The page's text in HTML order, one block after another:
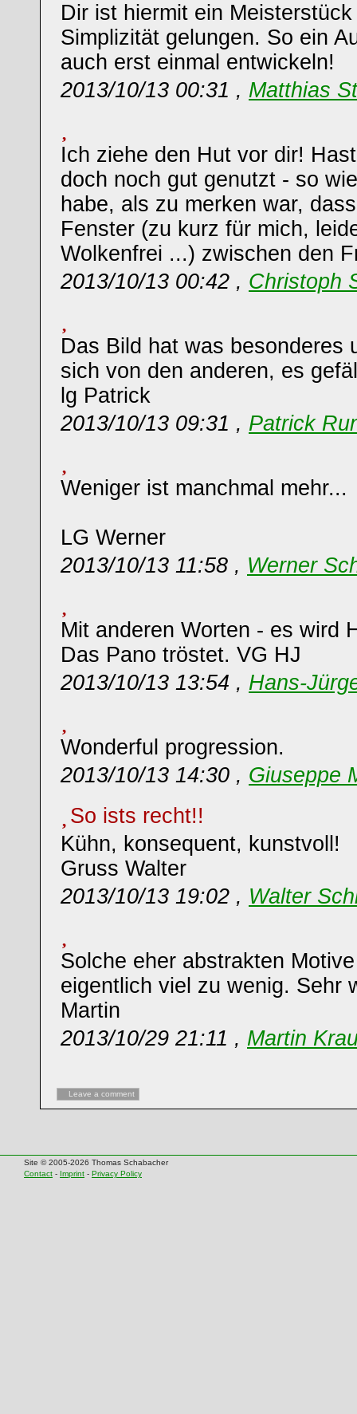
Dir ist hiermit ein
Simplizität gelungen. So ein
auch erst einmal entwickeln!
2013/10/13 00:31 , Matthias
Ich ziehe den Hut vor dir!
doch noch gut genutzt - so
habe, als zu merken war,
Fenster (zu kurz für mich,
Wolkenfrei ...) zwischen den
2013/10/13 00:42 , Christoph
Das Bild hat was besonderes
sich von den anderen, es
lg Patrick
2013/10/13 09:31 , Patrick
Weniger ist manchmal mehr...
LG Werner
2013/10/13 11:58 , Werner
Mit anderen Worten - es wird
Das Pano tröstet. VG HJ
2013/10/13 13:54 , Hans-
Wonderful progression.
2013/10/13 14:30 , Giuseppe
So ists recht!!
Kühn, konsequent, kunstvoll!
Gruss Walter
2013/10/13 19:02 , Walter
Solche eher abstrakten
eigentlich viel zu wenig. Sehr
Martin
2013/10/29 21:11 , Martin
Leave a comment
Site © 2005-2026 Thomas Schabacher
Contact - Imprint - Privacy Policy